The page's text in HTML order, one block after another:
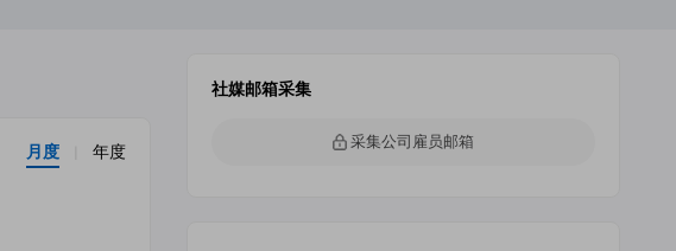
月度 年度
社媒邮箱采集
采集公司雇员邮箱